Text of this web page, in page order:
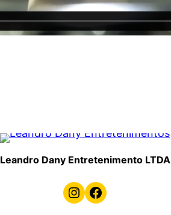
Leandro Dany Entretenimento LTDA
Instagram Facebook